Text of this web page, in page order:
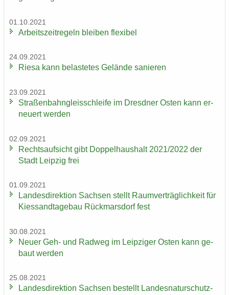
01.10.2021
Ar­beits­zeit­re­geln blei­ben fle­xi­bel
24.09.2021
Riesa kann be­las­te­tes Ge­län­de sa­nie­ren
23.09.2021
Stra­ßen­bahn­gleis­schlei­fe im Dresd­ner Osten kann er­
neu­ert wer­den
02.09.2021
Rechts­auf­sicht gibt Dop­pel­haus­halt 2021/2022 der
Stadt Leip­zig frei
01.09.2021
Lan­des­di­rek­ti­on Sach­sen stellt Ra­um­ver­träg­lich­keit für
Kies­sand­ta­ge­bau Rück­mars­dorf fest
30.08.2021
Neuer Geh- und Rad­weg im Leip­zi­ger Osten kann ge­
baut wer­den
25.08.2021
Lan­des­di­rek­ti­on Sach­sen be­stellt Lan­des­na­tur­schutz­